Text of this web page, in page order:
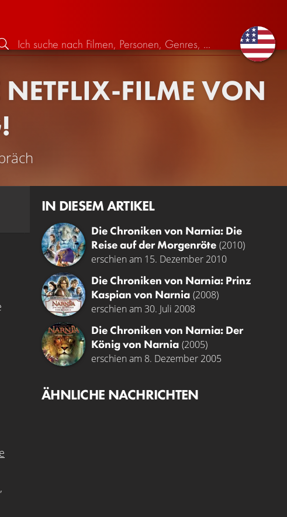
FILME VON
IN DIESEM ARTIKEL
Die Chroniken von Narnia: Die
Reise auf der Morgenröte (2010)
erschien am 15. Dezember 2010
Die Chroniken von Narnia: Prinz
Kaspian von Narnia (2008)
erschien am 30. Juli 2008
Die Chroniken von Narnia: Der
König von Narnia (2005)
erschien am 8. Dezember 2005
ÄHNLICHE NACHRICHTEN